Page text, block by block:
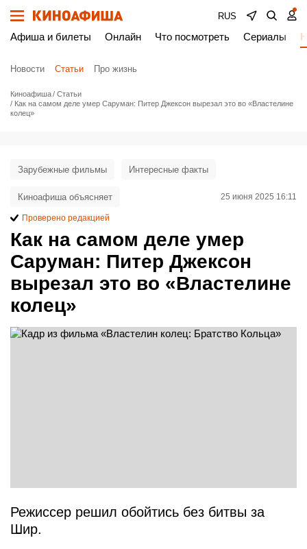
RUS
Афиша и билеты Онлайн Что посмотреть Сериалы
Новости Статьи Про жизнь
Киноафиша
Статьи
Как на самом деле умер Саруман: Питер Джексон вырезал это во «Властелине
колец»
Как на самом деле умер
Саруман: Питер Джексон
вырезал это во «Властелине
колец»
Зарубежные фильмы Интересные факты
Киноафиша объясняет 25 июня 2025 16:11
Проверено редакцией
Режиссер решил обойтись без битвы за
Шир.